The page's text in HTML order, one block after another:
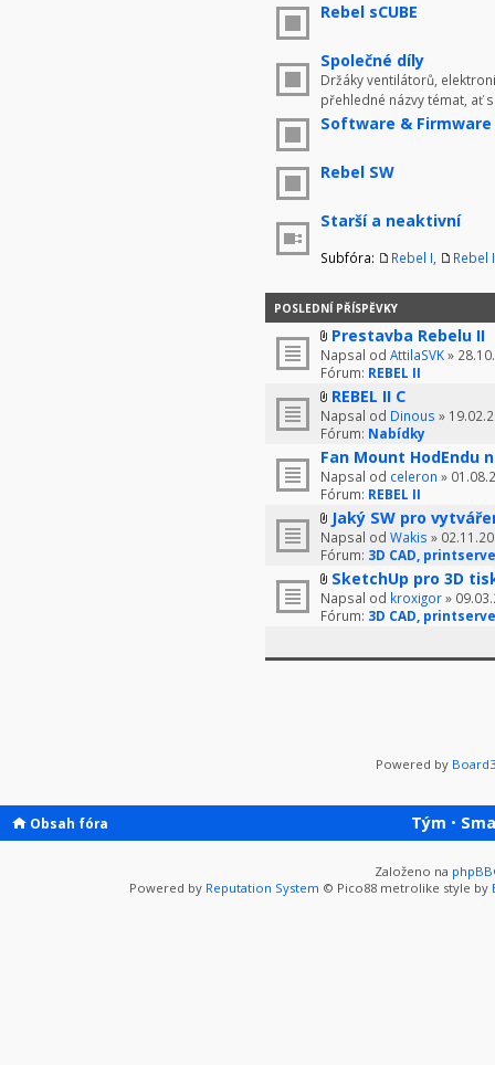
Rebel sCUBE
Společné díly
Držáky ventilátorů,
přehledné názvy témat, ať
Software & Firmware
Rebel SW
Starší a neaktivní
Subfóra: Rebel I Rebel
POSLEDNÍ PŘÍSPĚVKY
Prestavba Rebelu II
Napsal od AttilaSVK»
Fórum: REBEL II
REBEL II C
Napsal od Dinous »
Fórum: Nabídky
Fan Mount HodEndu
Napsal od celeron »
Fórum: REBEL II
Jaký SW pro
Napsal od Wakis »
Fórum: 3D CAD,
SketchUp pro 3D
Napsal od kroxigor»
Fórum: 3D CAD,
Powered by
Obsah fóra Tým •
Založeno na phpBB
Powered by Reputation System © Pico88 metrolike style by